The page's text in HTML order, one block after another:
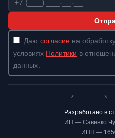
Даю согласие на
условиях Политики в
данных.
ИП — Савенко
ИНН —
* *
Разработано в